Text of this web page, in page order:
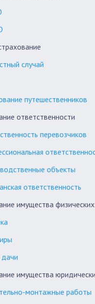
случай
путешественников
ответственности
перевозчиков
объекты
ответственность
имущества
имущества
монтажные работы